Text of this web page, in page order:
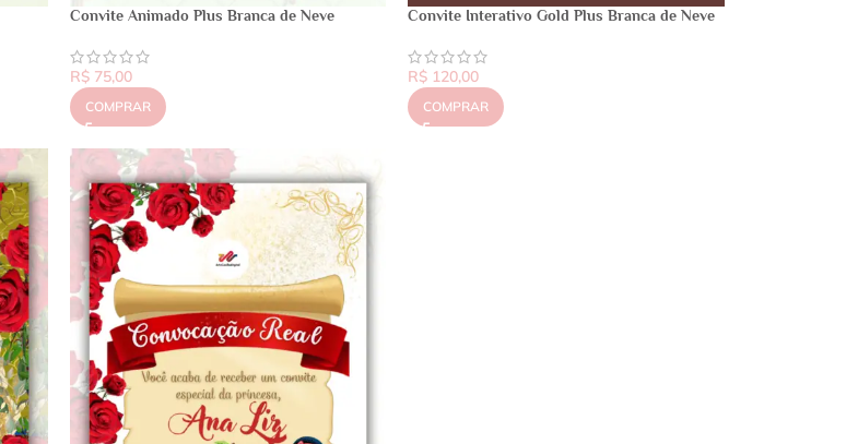
Convite Animado Plus Branca de Neve
R$75,00
COMPRAR
Convite Interativo Gold Plus Branca de Neve
R$ 120,00
COMPRAR